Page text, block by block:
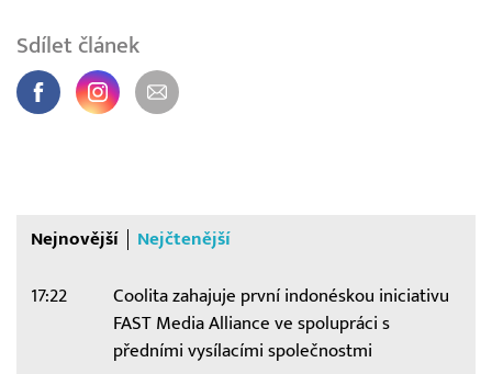
Sdílet článek
Nejnovější Nejčtenější
17:22
Coolita zahajuje první indonéskou iniciativu
FAST Media Alliance ve spolupráci s
předními vysílacími společnostmi